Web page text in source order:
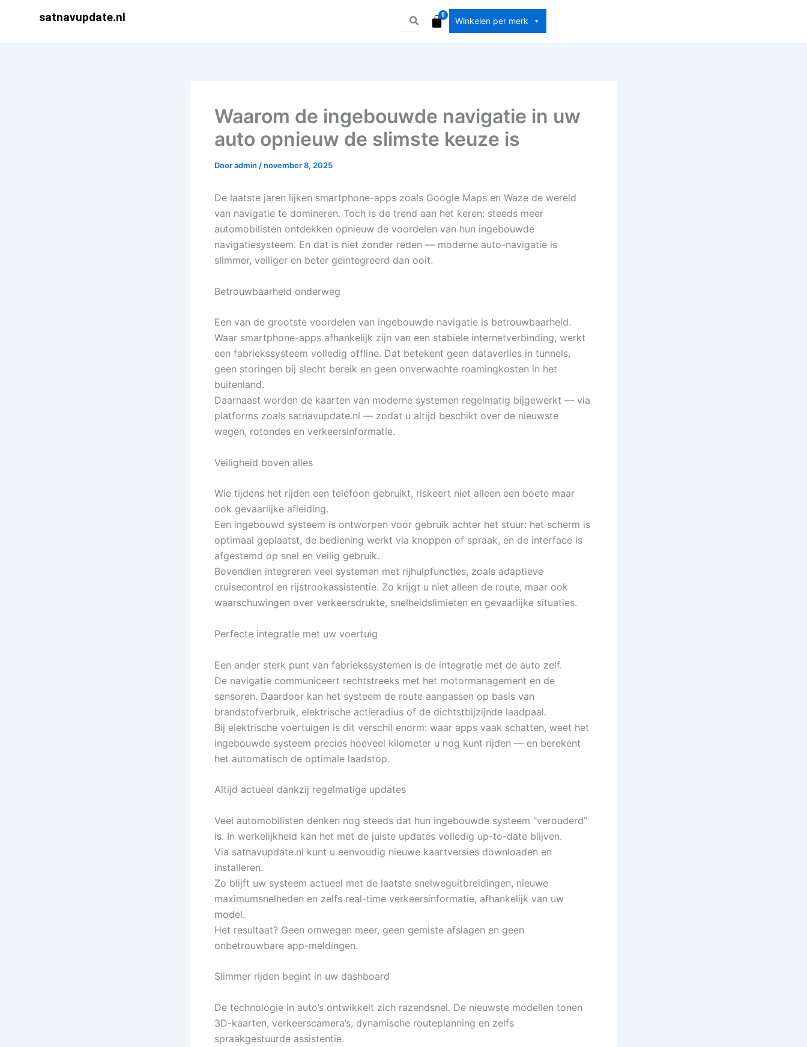
satnavupdate.nl Winkelen per merk
Waarom de ingebouwde navigatie in uw
auto opnieuw de slimste keuze is
Dooradmin /november 8, 2025
De laatste jaren lijken smartphone-apps zoals Google Maps en Waze de wereld
van navigatie te domineren. Toch is de trend aan het keren: steeds meer
automobilisten ontdekken opnieuw de voordelen van hun ingebouwde
navigatiesysteem. En dat is niet zonder reden — moderne auto-navigatie is
slimmer, veiliger en beter geïntegreerd dan ooit.
Betrouwbaarheid onderweg
Een van de grootste voordelen van ingebouwde navigatie is betrouwbaarheid.
Waar smartphone-apps afhankelijk zijn van een stabiele internetverbinding, werkt
een fabriekssysteem volledig offline. Dat betekent geen dataverlies in tunnels,
geen storingen bij slecht bereik en geen onverwachte roamingkosten in het
buitenland.
Daarnaast worden de kaarten van moderne systemen regelmatig bijgewerkt — via
platforms zoals satnavupdate.nl — zodat u altijd beschikt over de nieuwste
wegen, rotondes en verkeersinformatie.
Veiligheid boven alles
Wie tijdens het rijden een telefoon gebruikt, riskeert niet alleen een boete maar
ook gevaarlijke afleiding.
Een ingebouwd systeem is ontworpen voor gebruik achter het stuur: het scherm is
optimaal geplaatst, de bediening werkt via knoppen of spraak, en de interface is
afgestemd op snel en veilig gebruik.
Bovendien integreren veel systemen met rijhulpfuncties, zoals adaptieve
cruisecontrol en rijstrookassistentie. Zo krijgt u niet alleen de route, maar ook
waarschuwingen over verkeersdrukte, snelheidslimieten en gevaarlijke situaties.
Perfecte integratie met uw voertuig
Een ander sterk punt van fabriekssystemen is de integratie met de auto zelf.
De navigatie communiceert rechtstreeks met het motormanagement en de
sensoren. Daardoor kan het systeem de route aanpassen op basis van
brandstofverbruik, elektrische actieradius of de dichtstbijzijnde laadpaal.
Bij elektrische voertuigen is dit verschil enorm: waar apps vaak schatten, weet het
ingebouwde systeem precies hoeveel kilometer u nog kunt rijden — en berekent
het automatisch de optimale laadstop.
Altijd actueel dankzij regelmatige updates
Veel automobilisten denken nog steeds dat hun ingebouwde systeem “verouderd”
is. In werkelijkheid kan het met de juiste updates volledig up-to-date blijven.
Via satnavupdate.nl kunt u eenvoudig nieuwe kaartversies downloaden en
installeren.
Zo blijft uw systeem actueel met de laatste snelweguitbreidingen, nieuwe
maximumsnelheden en zelfs real-time verkeersinformatie, afhankelijk van uw
model.
Het resultaat? Geen omwegen meer, geen gemiste afslagen en geen
onbetrouwbare app-meldingen.
Slimmer rijden begint in uw dashboard
De technologie in auto’s ontwikkelt zich razendsnel. De nieuwste modellen tonen
3D-kaarten, verkeerscamera’s, dynamische routeplanning en zelfs
spraakgestuurde assistentie.